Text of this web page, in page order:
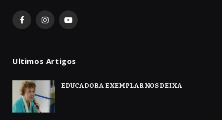
FacebookInstagramYouTube
Ultimos Artigos
EDUCADORA EXEMPLAR NOS DEIXA